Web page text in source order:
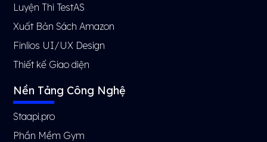
Luyện Thi TestAS
Xuất Bản Sách Amazon
Finlios UI/UX Design
Thiết kế Giao diện
Nền Tảng Công Nghệ
Staapi.pro
Phần Mềm Gym